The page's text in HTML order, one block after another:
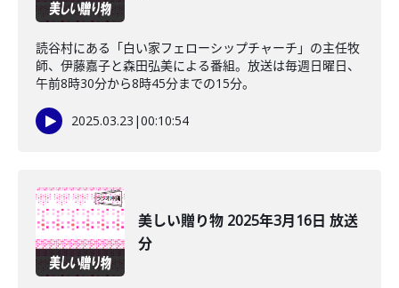
読谷村にある「白い家フェローシップチャーチ」の主任牧
師、伊藤嘉子と森田弘美による番組。放送は毎週日曜日、
午前8時30分から8時45分までの15分。
2025.03.23 |00:10:54
美しい贈り物 2025年3月16日 放送
分